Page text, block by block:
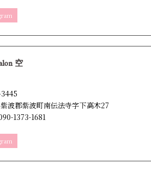
空
波郡紫波町南伝法寺字下高木27
1373-1681